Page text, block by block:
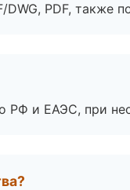
DWG, PDF, также
РФ и ЕАЭС, при